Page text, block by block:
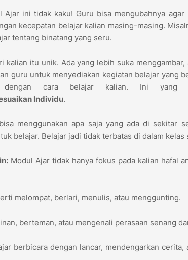
Ajar ini tidak kaku! Guru bisa mengubahnya agar
kecepatan belajar kalian masing-masing.
tentang binatang yang seru.
kalian itu unik. Ada yang lebih suka menggambar,
guru untuk menyediakan kegiatan belajar yang
dengan cara belajar kalian. Ini yang
Individu.
menggunakan apa saja yang ada di sekitar
belajar. Belajar jadi tidak terbatas di dalam kelas
Modul Ajar tidak hanya fokus pada kalian hafal
melompat, berlari, menulis, atau menggunting.
berteman, atau mengenali perasaan senang
berbicara dengan lancar, mendengarkan cerita,